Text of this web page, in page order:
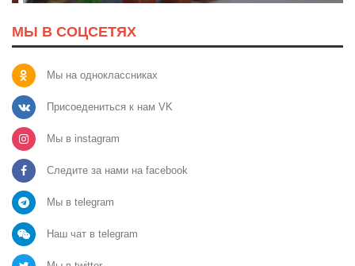
МЫ В СОЦСЕТЯХ
Мы на одноклассниках
Присоедениться к нам VK
Мы в instagram
Следите за нами на facebook
Мы в telegram
Наш чат в telegram